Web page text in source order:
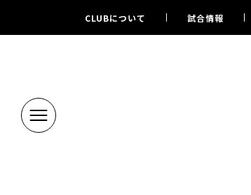
CLUBについて 試合情報